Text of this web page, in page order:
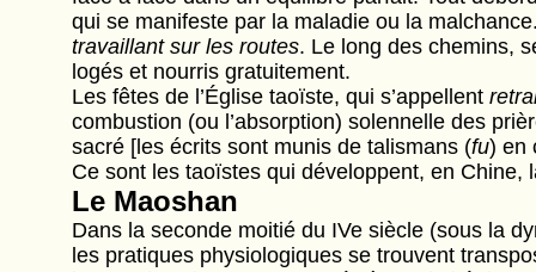
qui se manifeste par la maladie ou la
travaillant sur les routes. Le long des chemins,
logés et nourris gratuitement.
Les fêtes de l’Église taoïste, qui s’appellent
combustion (ou l’absorption) solennelle des
sacré [les écrits sont munis de talismans (fu) en
Ce sont les taoïstes qui développent, en Chine,
Le Maoshan
Dans la seconde moitié du IVe siècle (sous la
les pratiques physiologiques se trouvent